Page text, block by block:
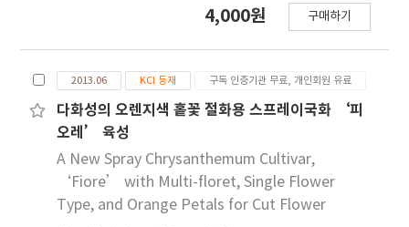
화 ‘Moulin Rouge’품종을 부본으로 교배하여 육
‘Amber’를 육성하였다. ‘Amber’품종의 자연
개화기는 10월 31일이며, 전조와 차광처리에의한 일
장조절에 의해 연중 생산이 가능하다. 이 품종은복색
꽃잎을 가진 홑꽃형으로 성장세가 매우 좋고 개화반
응주기는 7주이다. 가을재배에 있어서 화경은
5.5cm, 본당 착화수가 11.2개이고, 절화수명은 26.8
일이었다. 춘계차광재배에서의 단일처리 후 개화소요
4,000원 구매하기
2013.06 KCI 등재 구독 인증기관 무료, 개인회원 유료
다화성의 오렌지색 홑꽃 절화용 스프레이국화 ‘피
오레’ 육성
A New Spray Chrysanthemum Cultivar,
‘Fiore’ with Multi-floret, Single Flower
Type, and Orange Petals for Cut Flower